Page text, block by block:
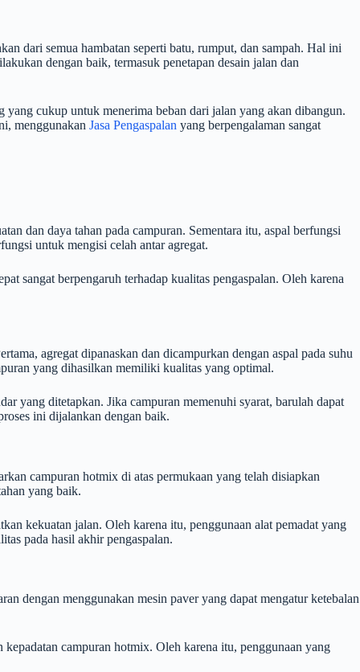
dari semua hambatan seperti batu, rumput, dan sampah. Hal ini
dengan baik, termasuk penetapan desain jalan dan
cukup untuk menerima beban dari jalan yang akan dibangun.
menggunakan Jasa Pengaspalan yang berpengalaman sangat
dan daya tahan pada campuran. Sementara itu, aspal berfungsi
untuk mengisi celah antar agregat.
sangat berpengaruh terhadap kualitas pengaspalan. Oleh karena
agregat dipanaskan dan dicampurkan dengan aspal pada suhu
yang dihasilkan memiliki kualitas yang optimal.
yang ditetapkan. Jika campuran memenuhi syarat, barulah dapat
ini dijalankan dengan baik.
campuran hotmix di atas permukaan yang telah disiapkan
yang baik.
kekuatan jalan. Oleh karena itu, penggunaan alat pemadat yang
pada hasil akhir pengaspalan.
dengan menggunakan mesin paver yang dapat mengatur ketebalan
campuran hotmix. Oleh karena itu, penggunaan yang